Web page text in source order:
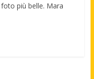
più belle. Mara